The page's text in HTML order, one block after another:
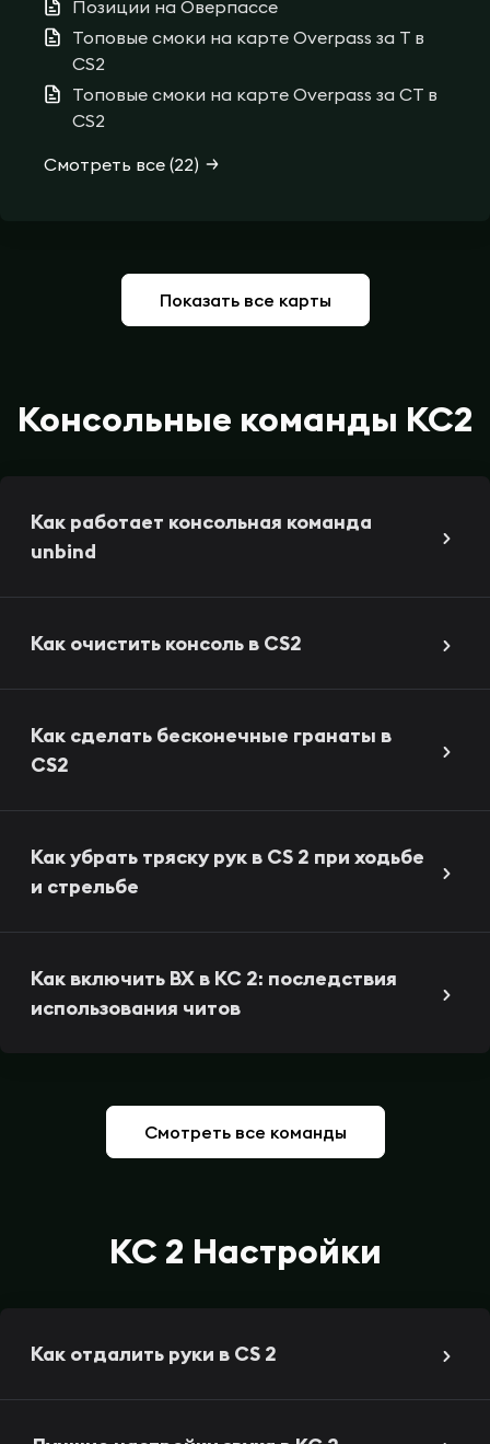
профессионалов.
Позиции на Оверпассе
Топовые смоки на карте Overpass за T в
CS2
Топовые смоки на карте Overpass за CT в
CS2
Смотреть все (22)
Показать все карты
Консольные команды КС2
Как работает консольная команда
unbind
Как очистить консоль в CS2
Как сделать бесконечные гранаты в
CS2
Как убрать тряску рук в CS 2 при ходьбе
и стрельбе
Как включить ВХ в КС 2: последствия
использования читов
Смотреть все команды
КС 2 Настройки
Как отдалить руки в CS 2